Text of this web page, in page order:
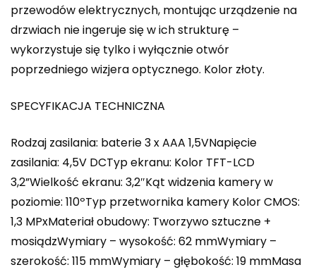
przewodów elektrycznych, montując urządzenie na
drzwiach nie ingeruje się w ich strukturę –
wykorzystuje się tylko i wyłącznie otwór
poprzedniego wizjera optycznego. Kolor złoty.
SPECYFIKACJA TECHNICZNA
Rodzaj zasilania: baterie 3 x AAA 1,5VNapięcie
zasilania: 4,5V DCTyp ekranu: Kolor TFT-LCD
3,2”Wielkość ekranu: 3,2″Kąt widzenia kamery w
poziomie: 110ºTyp przetwornika kamery Kolor CMOS:
1,3 MPxMateriał obudowy: Tworzywo sztuczne +
mosiądzWymiary – wysokość: 62 mmWymiary –
szerokość: 115 mmWymiary – głębokość: 19 mmMasa